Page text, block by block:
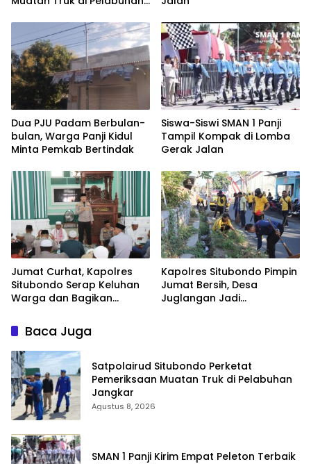
Dua PJU Padam Berbulan-
bulan, Warga Panji Kidul
Minta Pemkab Bertindak
Siswa-Siswi SMAN 1 Panji
Tampil Kompak di Lomba
Gerak Jalan
Jumat Curhat, Kapolres
Situbondo Serap Keluhan
Warga dan Bagikan
Kapolres Situbondo Pimpin
Jumat Bersih, Desa
Juglangan Jadi
Baca Juga
Satpolairud Situbondo Perketat
Pemeriksaan Muatan Truk di Pelabuhan
Jangkar
Agustus 8, 2026
SMAN 1 Panji Kirim Empat Peleton Terbaik